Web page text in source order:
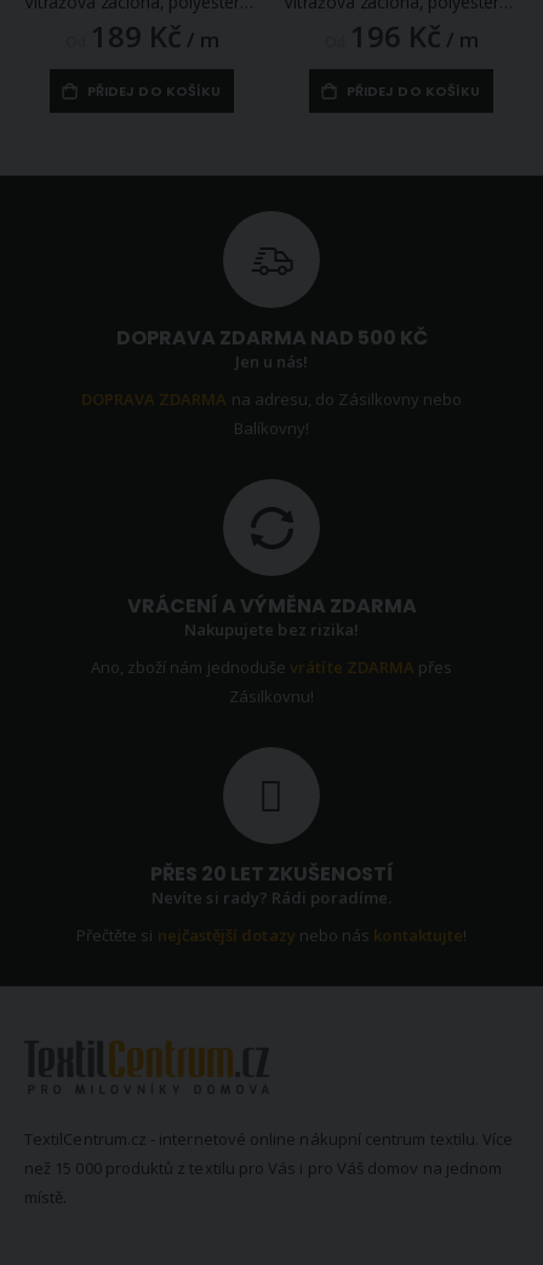
189 Kč / m
PŘIDEJ DO KOŠÍKU
196 Kč / m
PŘIDEJ DO KOŠÍKU
DOPRAVA ZDARMA NAD 500 KČ
Jen u nás!
DOPRAVA ZDARMA na adresu, do Zásilkovny nebo
Balíkovny!
VRÁCENÍ A VÝMĚNA ZDARMA
Nakupujete bez rizika!
Ano, zboží nám jednoduševrátíte ZDARMA přes
Zásilkovnu!
PŘES 20 LET ZKUŠENOSTÍ
Nevíte si rady? Rádi poradíme.
Přečtěte si nejčastější dotazy nebo nás kontaktujte!
TextilCentrum.cz - internetové online nákupní centrum textilu. Více
než 15 000 produktů z textilu pro Vás i pro Váš domov na jednom
místě.